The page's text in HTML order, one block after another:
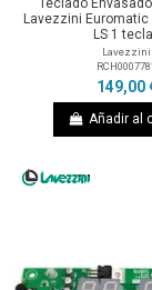
Teclado
Lavezzini Euromatic
LS 1
Lavezzini
149,00
Añadir al